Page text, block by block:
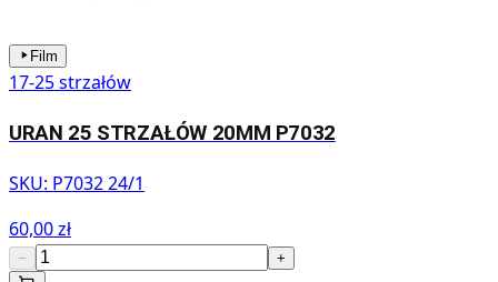
Film
17-25 strzałów
URAN 25 STRZAŁÓW 20MM P7032
SKU: P7032 24/1
60,00 zł
− +